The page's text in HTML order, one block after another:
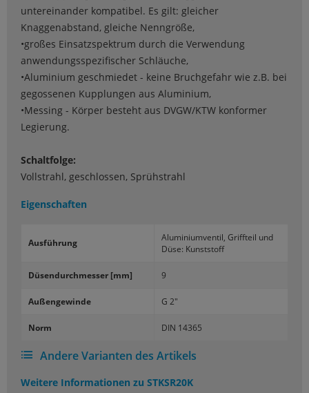
untereinander kompatibel. Es gilt: gleicher
Knaggenabstand, gleiche Nenngröße,
•großes Einsatzspektrum durch die Verwendung
anwendungsspezifischer Schläuche,
•Aluminium geschmiedet - keine Bruchgefahr wie z.B. bei
gegossenen Kupplungen aus Aluminium,
•Messing - Körper besteht aus DVGW/KTW konformer
Legierung.
Schaltfolge:
Vollstrahl, geschlossen, Sprühstrahl
Eigenschaften
Aus­füh­rung
Alu­mi­ni­um­ven­til, Griff­teil und
Düse: Kunst­stoff
Dü­sen­durch­mes­ser [mm] 9
Au­ßen­ge­win­de G 2"
Norm DIN 14365
Andere Varianten des Artikels
Weitere Informationen zu STKSR20K